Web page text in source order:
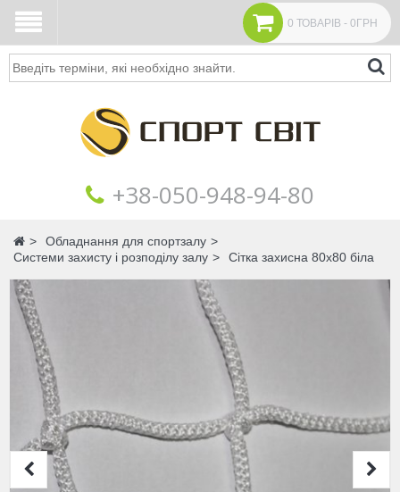
0 ТОВАРІВ - 0ГРН
Пошук
+38‎‎-050-948-94-80
Головна
Обладнання для спортзалу
Системи захисту і розподілу залу
Сітка захисна 80х80 біла